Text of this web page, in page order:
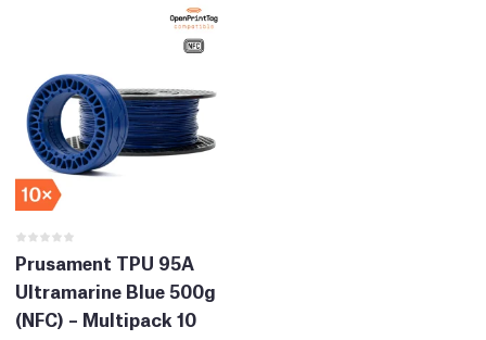
Prusament TPU 95A
Ultramarine Blue 500g
(NFC) – Multipack 10